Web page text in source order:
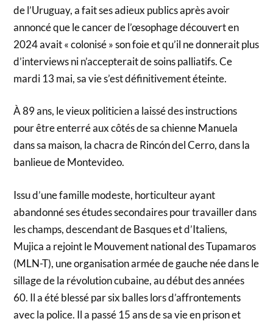
de l’Uruguay, a fait ses adieux publics après avoir
annoncé que le cancer de l’œsophage découvert en
2024 avait « colonisé » son foie et qu’il ne donnerait plus
d’interviews ni n’accepterait de soins palliatifs. Ce
mardi 13 mai, sa vie s’est définitivement éteinte.
À 89 ans, le vieux politicien a laissé des instructions
pour être enterré aux côtés de sa chienne Manuela
dans sa maison, la chacra de Rincón del Cerro, dans la
banlieue de Montevideo.
Issu d’une famille modeste, horticulteur ayant
abandonné ses études secondaires pour travailler dans
les champs, descendant de Basques et d’Italiens,
Mujica a rejoint le Mouvement national des Tupamaros
(MLN-T), une organisation armée de gauche née dans le
sillage de la révolution cubaine, au début des années
60. Il a été blessé par six balles lors d’affrontements
avec la police. Il a passé 15 ans de sa vie en prison et